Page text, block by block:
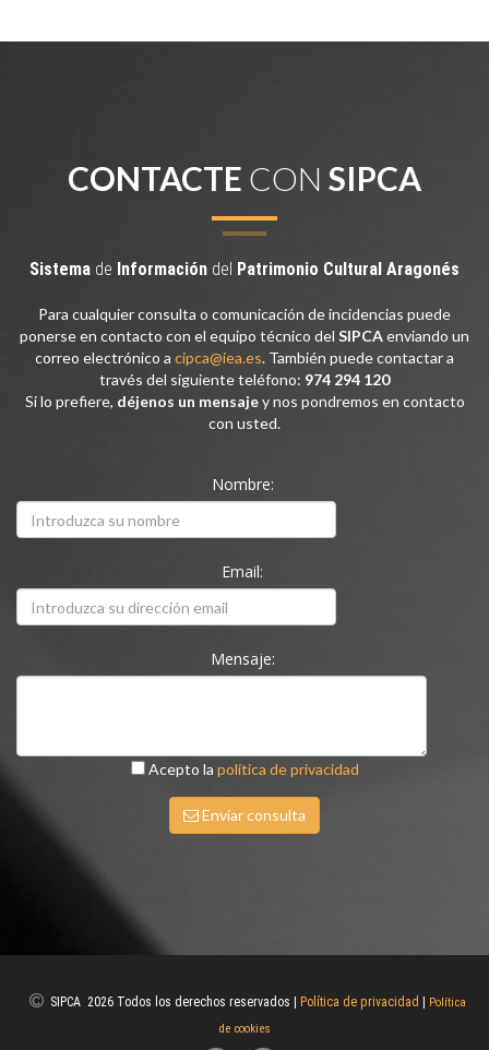
CONTACTE CON SIPCA
Sistema de Información del Patrimonio Cultural Aragonés
Para cualquier consulta o comunicación de incidencias puede
ponerse en contacto con el equipo técnico del SIPCAenviando un
correo electrónico a cipca@iea.es. También puede contactar a
través del siguiente teléfono: 974 294 120
Si lo prefiere, déjenos un mensajey nos pondremos en contacto
con usted.
Nombre:
Email:
Mensaje:
Acepto la política de privacidad
Enviar consulta
SIPCA 2026 Todos los derechos reservados | Política de privacidad
Política
de cookies